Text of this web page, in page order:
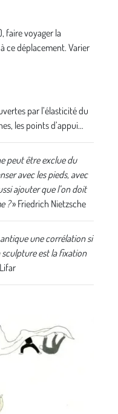
faire voyager la
ce déplacement. Varier
par l’élasticité du
les points d’appui…
peut être exclue du
avec les pieds, avec
ajouter que l’on doit
?» Friedrich Nietzsche
une corrélation si
est la fixation